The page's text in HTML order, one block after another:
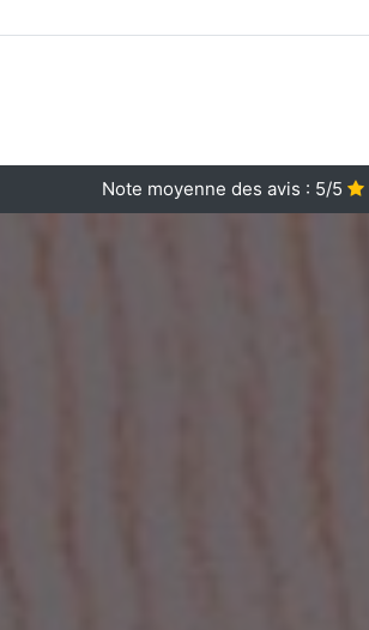
Note moyenne des avis : 5/5